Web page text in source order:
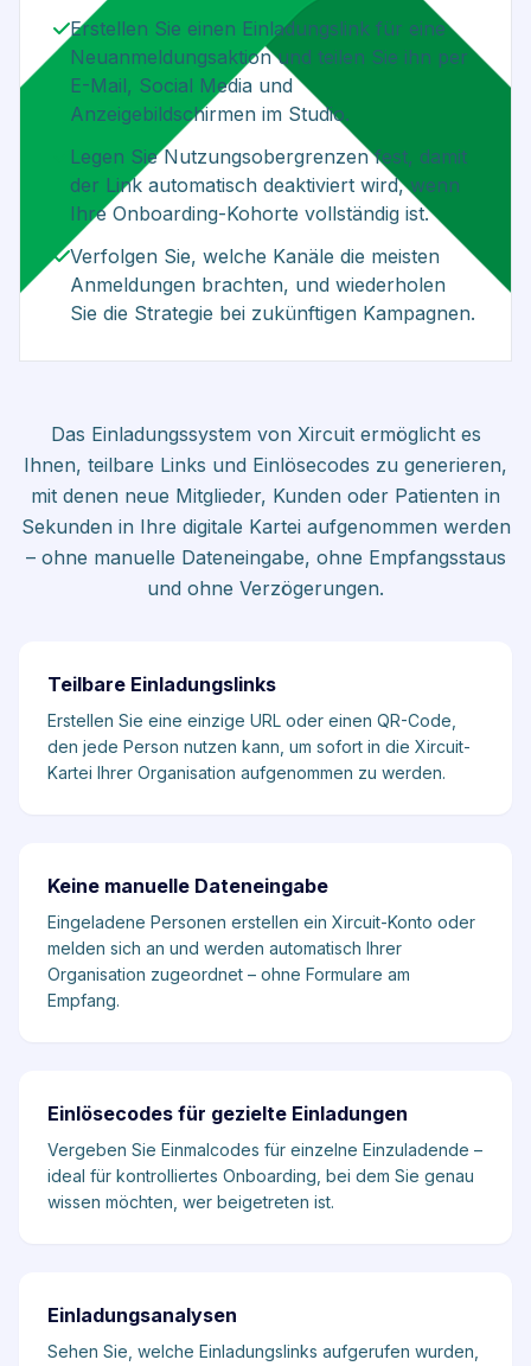
Erstellen Sie einen Einladungslink für eine
Neuanmeldungsaktion und teilen Sie ihn per
E-Mail, Social Media und
Anzeigebildschirmen im Studio.
Legen Sie Nutzungsobergrenzen fest, damit
der Link automatisch deaktiviert wird, wenn
Ihre Onboarding-Kohorte vollständig ist.
Verfolgen Sie, welche Kanäle die meisten
Anmeldungen brachten, und wiederholen
Sie die Strategie bei zukünftigen Kampagnen.
Das Einladungssystem von Xircuit ermöglicht es
Ihnen, teilbare Links und Einlösecodes zu generieren,
mit denen neue Mitglieder, Kunden oder Patienten in
Sekunden in Ihre digitale Kartei aufgenommen werden
– ohne manuelle Dateneingabe, ohne Empfangsstaus
und ohne Verzögerungen.
Teilbare Einladungslinks
Erstellen Sie eine einzige URL oder einen QR-Code,
den jede Person nutzen kann, um sofort in die Xircuit-
Kartei Ihrer Organisation aufgenommen zu werden.
Keine manuelle Dateneingabe
Eingeladene Personen erstellen ein Xircuit-Konto oder
melden sich an und werden automatisch Ihrer
Organisation zugeordnet – ohne Formulare am
Empfang.
Einlösecodes für gezielte Einladungen
Vergeben Sie Einmalcodes für einzelne Einzuladende –
ideal für kontrolliertes Onboarding, bei dem Sie genau
wissen möchten, wer beigetreten ist.
Einladungsanalysen
Sehen Sie, welche Einladungslinks aufgerufen wurden,